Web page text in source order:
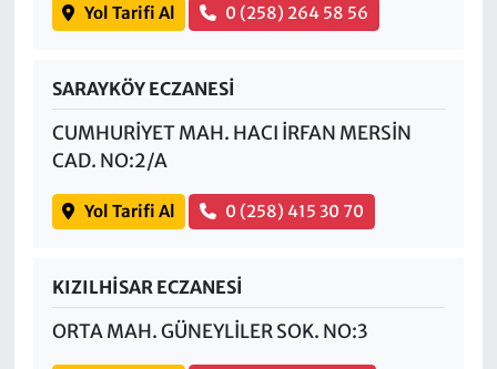
Yol Tarifi Al 0 (258) 264 58 56
SARAYKÖY ECZANESİ
CUMHURİYET MAH. HACI İRFAN MERSİN
CAD. NO:2/A
Yol Tarifi Al 0 (258) 415 30 70
KIZILHİSAR ECZANESİ
ORTA MAH. GÜNEYLİLER SOK. NO:3